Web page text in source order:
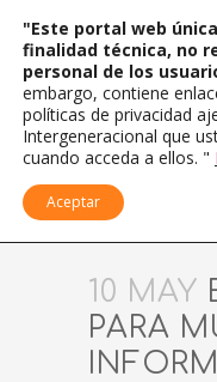
10 MAY
PARA
"Este portal web
finalidad técnica, no
personal de los
embargo, contiene
políticas de privacidad
Intergeneracional que
cuando acceda a ellos. "
Aceptar